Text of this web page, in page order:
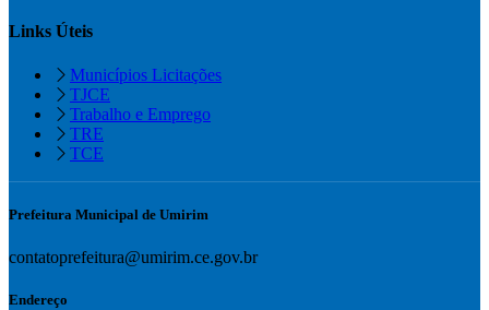
Links Úteis
Municípios Licitações
TJCE
Trabalho e Emprego
TRE
TCE
Prefeitura Municipal de Umirim
contatoprefeitura@umirim.ce.gov.br
Endereço